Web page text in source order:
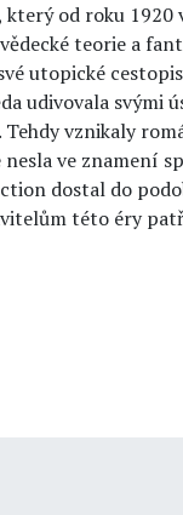
od roku
teorie a
utopické
udivovala svými
vznikaly
ve znamení
dostal do
této éry